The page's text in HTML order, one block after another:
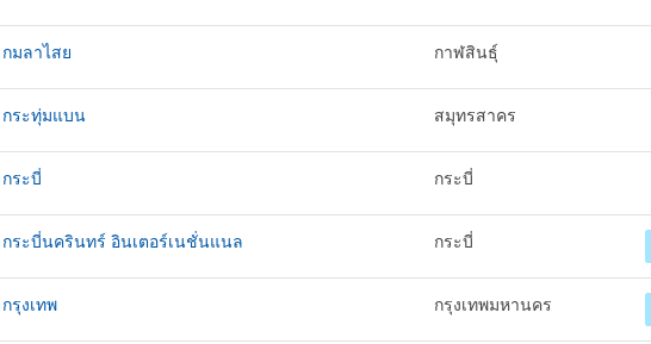
กมลาไสย กาฬสินธุ์
กระทุ่มแบน สมุทรสาคร
กระบี่ กระบี่
กระบี่นครินทร์ อินเตอร์เนชั่นแนล กระบี่
กรุงเทพ กรุงเทพมหานคร